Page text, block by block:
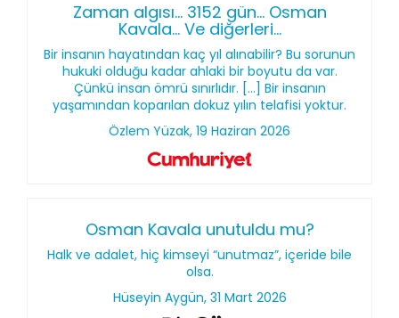
Zaman algısı... 3152 gün... Osman
Kavala... Ve diğerleri...
Bir insanın hayatından kaç yıl alınabilir? Bu sorunun
hukuki olduğu kadar ahlaki bir boyutu da var.
Çünkü insan ömrü sınırlıdır. [...] Bir insanın
yaşamından koparılan dokuz yılın telafisi yoktur.
Özlem Yüzak, 19 Haziran 2026
Osman Kavala unutuldu mu?
Halk ve adalet, hiç kimseyi “unutmaz”, içeride bile
olsa.
Hüseyin Aygün, 31 Mart 2026